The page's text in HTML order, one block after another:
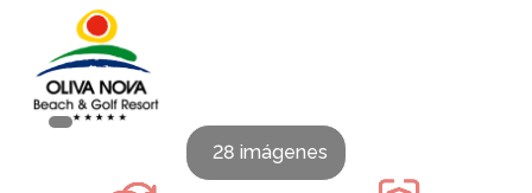
28 imágenes